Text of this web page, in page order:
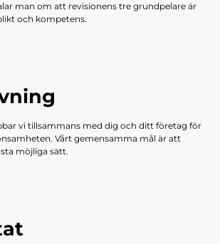
man om att revisionens tre grundpelare är
och kompetens.
vi tillsammans med dig och ditt företag för
Vårt gemensamma mål är att
möjliga sätt.